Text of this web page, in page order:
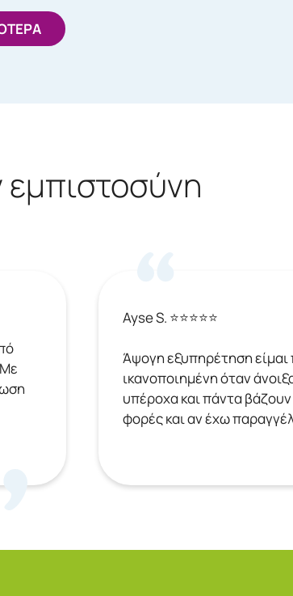
εμπιστοσύνη
Ayse S. ⭐⭐⭐⭐⭐
Άψογη εξυπηρέτηση είμαι
ικανοποιημένη όταν
υπέροχα και πάντα
φορές και αν έχω